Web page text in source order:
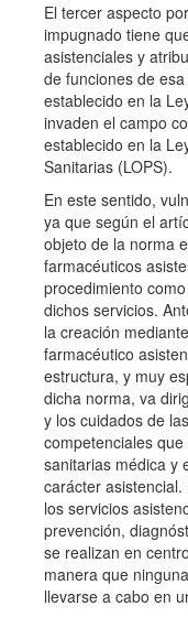
El tercer aspecto
impugnado tiene
asistenciales y
de funciones de
establecido en la
invaden el campo
establecido en la
Sanitarias (LOPS).
En este sentido,
ya que según el
objeto de la norma
farmacéuticos
procedimiento
dichos servicios.
la creación
farmacéutico
estructura, y muy
dicha norma, va
y los cuidados de
competenciales
sanitarias médica y
carácter
los servicios
prevención,
se realizan en
manera que
llevarse a cabo en